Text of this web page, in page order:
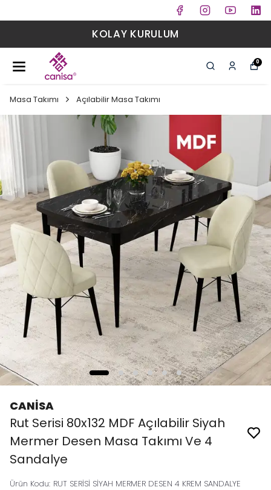
KOLAY KURULUM
0
Masa Takımı Açılabilir Masa Takımı
CANİSA
Rut Serisi 80x132 MDF Açılabilir Siyah
Mermer Desen Masa Takımı Ve 4
Sandalye
Ürün Kodu: RUT SERİSİ SİYAH MERMER DESEN 4 KREM SANDALYE